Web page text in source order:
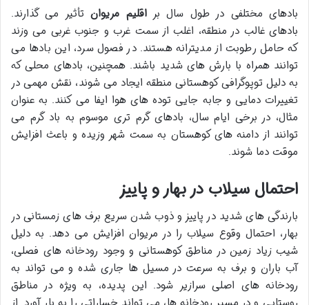
بادهای مختلفی در طول سال براقلیم مریوانتأثیر می گذارند.
بادهای غالب در منطقه، اغلب از سمت غرب و جنوب غربی می وزند
که حامل رطوبت از مدیترانه هستند. در فصول سرد، این بادها می
توانند همراه با بارش های شدید باشند. همچنین، بادهای محلی که
به دلیل توپوگرافی کوهستانی منطقه ایجاد می شوند، نقش مهمی در
تغییرات دمایی و جابه جایی توده های هوا ایفا می کنند. به عنوان
مثال، در برخی ایام سال، بادهای گرم تری موسوم به باد گرم می
توانند از دامنه های کوهستان به سمت شهر وزیده و باعث افزایش
موقت دما شوند.
احتمال سیلاب در بهار و پاییز
بارندگی های شدید در پاییز و ذوب شدن سریع برف های زمستانی در
بهار، احتمال وقوع سیلاب را در مریوان افزایش می دهد. به دلیل
شیب زیاد زمین در مناطق کوهستانی و وجود رودخانه های فصلی،
آب باران و برف به سرعت در مسیل ها جاری شده و می تواند به
رودخانه های اصلی سرازیر شود. این پدیده، به ویژه در مناطق